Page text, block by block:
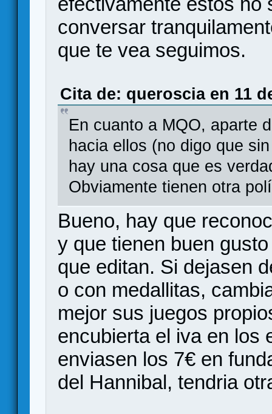
conversar
que te vea seguimos.
Cita de: queroscia en 11
En cuanto a MQO, aparte
hacia ellos (no digo que
hay una cosa que es
Obviamente tienen otra
Bueno, hay que
y que tienen buen
que editan. Si dejasen
o con medallitas,
mejor sus juegos
encubierta el iva en los
enviasen los 7€ en
del Hannibal, tendria